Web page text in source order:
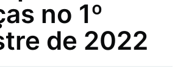
no 1º
de 2022